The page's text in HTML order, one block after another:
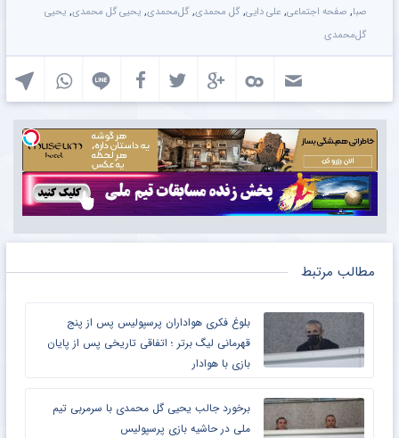
صبا, صفحه اجتماعی, علی دایی, گل محمدی, گل‌محمدی, یحیی گل محمدی, یحیی
گل‌محمدی
مطالب مرتبط
بلوغ فکری هواداران پرسپولیس پس از پنج
قهرمانی لیگ برتر ؛ اتفاقی تاریخی پس از پایان
بازی با هوادار
برخورد جالب یحیی گل محمدی با سرمربی تیم
ملی در حاشیه بازی پرسپولیس